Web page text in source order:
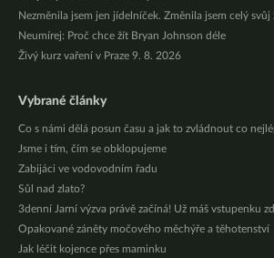
Nezměnila jsem jen jídelníček. Změnila jsem celý svůj
Neumírej: Proč chce žít Bryan Johnson déle
Živý kurz vaření v Praze 9. 8. 2026
Vybrané články
Co s námi dělá posun času a jak to zvládnout co
Jsme i tím, čím se obklopujeme
Zabijáci ve vodovodním řadu
Sůl nad zlato?
3denní Jarní výzva právě začíná! Už máš vstupenku
Opakované záněty močového měchýře a těhotenství
Jak léčit kojence přes maminku